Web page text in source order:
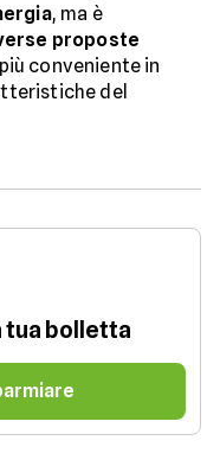
, ma è
proposte
conveniente in
del
tua bolletta